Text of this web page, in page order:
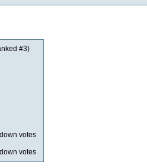
#3)
down votes
down votes